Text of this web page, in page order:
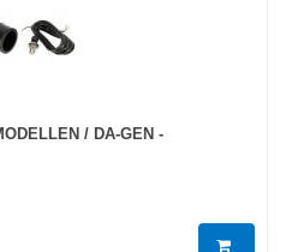
/ DA-GEN -